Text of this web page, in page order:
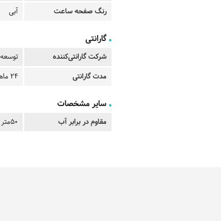
رنگ صفحه ساعت
آبی
گارانتی
شرکت گارانتی‌کننده
مدت گارانتی
24 ماهه
سایر مشخصات
مقاوم در برابر آب 50متر